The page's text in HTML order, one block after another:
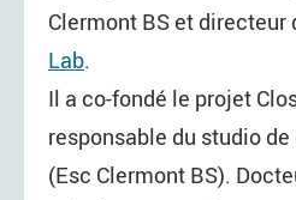
Clermont BS et directeur
Lab.
Il a co-fondé le projet
responsable du studio
(Esc Clermont BS).